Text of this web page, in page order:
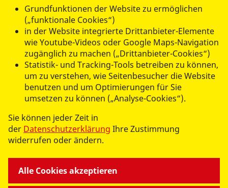
Abschicken
ASB PFLEGEHEIM "LINDENHOF"
WIR ÜBER UNS
© 2026 ASB REGIO
Grundfunktionen der Website zu ermöglichen
(„funktionale Cookies“)
in der Website integrierte Drittanbieter-Elemente
wie Youtube-Videos oder Google Maps-Navigation
zugänglich zu machen („Drittanbieter-Cookies“)
Statistik- und Tracking-Tools betreiben zu können,
um zu verstehen, wie Seitenbesucher die Website
benutzen und um Optimierungen für Sie
umsetzen zu können („Analyse-Cookies“).
Sie können jeder Zeit in
der Datenschutzerklärung Ihre Zustimmung
widerrufen oder ändern.
Alle Cookies akzeptieren